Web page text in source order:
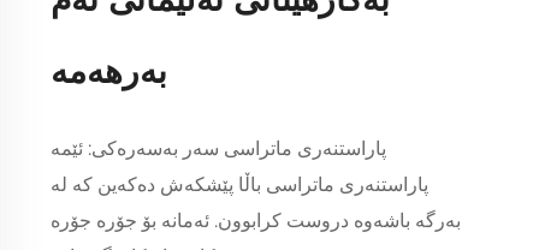
بەرهەمە
پاراستنەری ماتراسی سەر بەسەرەکی: ئێمە
پاراستنەری ماتراسی باڵا پێشکەش دەکەین کە لە
بەرگە باشەوە دروست کرابوون. ئەمانە بۆ جۆرە جۆرە